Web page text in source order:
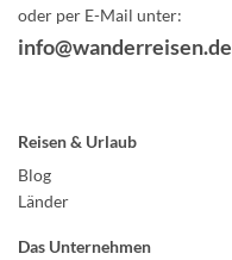
oder per E-Mail unter:
info@wanderreisen.de
Reisen & Urlaub
Blog
Länder
Das Unternehmen